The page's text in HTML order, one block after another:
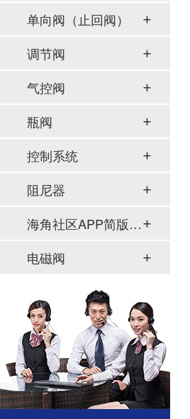
单向阀（止回阀）
调节阀
气控阀
瓶阀
控制系统
阻尼器
海角社区APP简版下载及管件
电磁阀